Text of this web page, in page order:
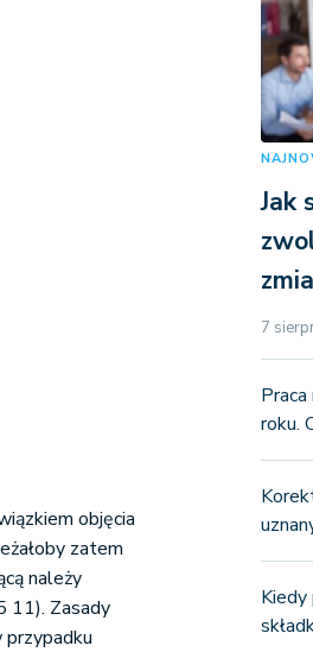
objęcia
zatem
należy
11). Zasady
przypadku
Jak
7
roku.
Kiedy